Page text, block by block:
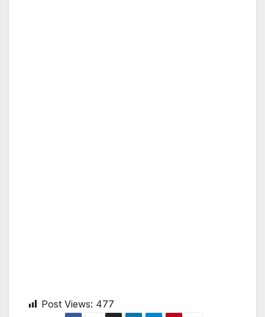
Post Views: 477